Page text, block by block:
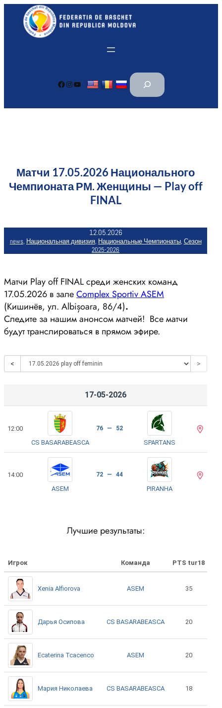
Перейти
содержимому
Facebook Instagram YouTube
П
и
Матчи 17.05.2026 Национального
Чемпионата РМ. Женщины — Play off
FINAL
12.05.2026
news, Национальная дивизия, Национальные Чемпионаты, Сезон
2025-2026
Матчи Play off FINAL среди женских команд
17.05.2026 в залеComplex Sportiv ASEM
(Кишинёв, ул. Albișoara, 86/4).
Следите за нашим анонсом матчей! Все матчи
будут транслироваться в прямом эфире.
< >
17-05-2026
12:00
CS BASARABEASCA
76 — 52
SPARTANS
14:00
ASEM
72 — 44
PIRANHA
Лучшие результаты:
Игрок Команда PTS tur18
Xenia Alfiorova ASEM 35
Дарья Осипова CS BASARABEASCA 20
Ecaterina Tcacenco ASEM 20
Мария Николаева CS BASARABEASCA 18